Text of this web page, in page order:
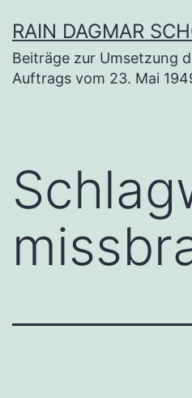
Inhalt
springen
RAIN DAGMAR
Beiträge zur Umsetzung
Auftrags vom 23. Mai